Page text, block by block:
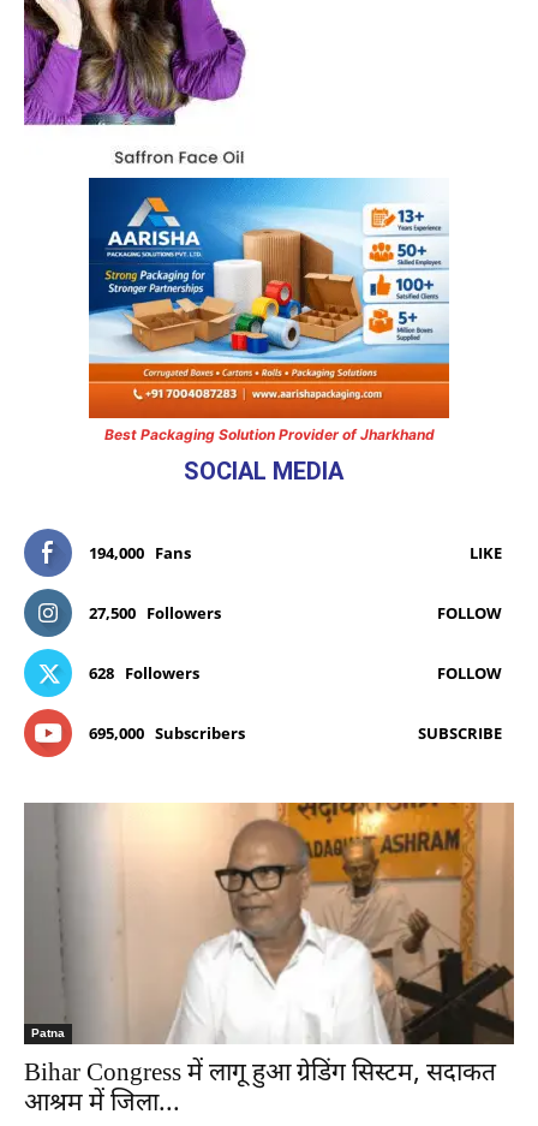
Best Packaging Solution Provider of Jharkhand
SOCIAL MEDIA
194,000 Fans LIKE
27,500 Followers FOLLOW
628 Followers FOLLOW
695,000 Subscribers SUBSCRIBE
Patna
Bihar Congress में लागू हुआ ग्रेडिंग सिस्टम, सदाकत
आश्रम में जिला...